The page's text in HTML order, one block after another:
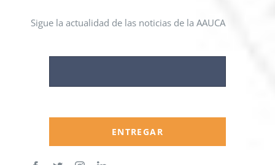
Sigue la actualidad de las noticias de la AAUCA
ENTREGAR